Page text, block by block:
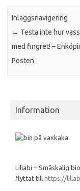
Inläggsnavigering
← Testa inte hur
med fingret! –
Posten
Information
Lillabi – Småskalig
flyttat till https://